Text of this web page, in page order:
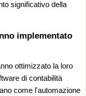
significativo della
implementato
ottimizzato la loro
di contabilità
come l'automazione